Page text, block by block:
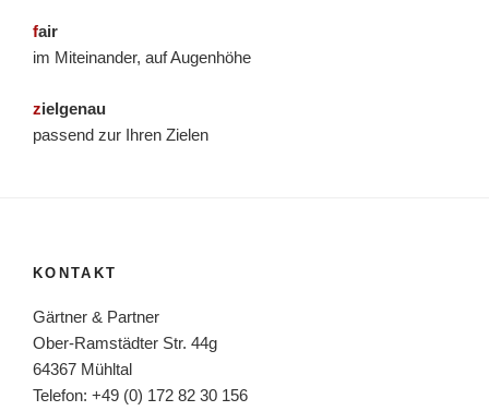
fair
im Miteinander, auf Augenhöhe
zielgenau
passend zur Ihren Zielen
KONTAKT
Gärtner & Partner
Ober-Ramstädter Str. 44g
64367 Mühltal
Telefon: +49 (0) 172 82 30 156